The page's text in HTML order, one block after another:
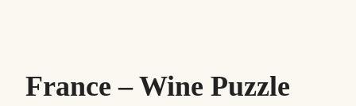
France – Wine Puzzle